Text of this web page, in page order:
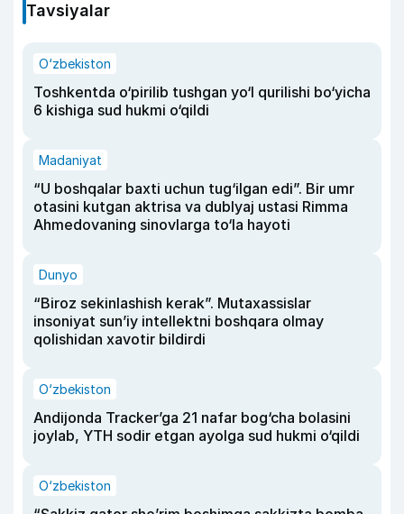
Tavsiyalar
O‘zbekiston
Toshkentda o‘pirilib tushgan yo‘l qurilishi bo‘yicha
6 kishiga sud hukmi o‘qildi
Madaniyat
“U boshqalar baxti uchun tug‘ilgan edi”. Bir umr
otasini kutgan aktrisa va dublyaj ustasi Rimma
Ahmedovaning sinovlarga to‘la hayoti
Dunyo
“Biroz sekinlashish kerak”. Mutaxassislar
insoniyat sun’iy intellektni boshqara olmay
qolishidan xavotir bildirdi
O‘zbekiston
Andijonda Tracker’ga 21 nafar bog‘cha bolasini
joylab, YTH sodir etgan ayolga sud hukmi o‘qildi
O‘zbekiston